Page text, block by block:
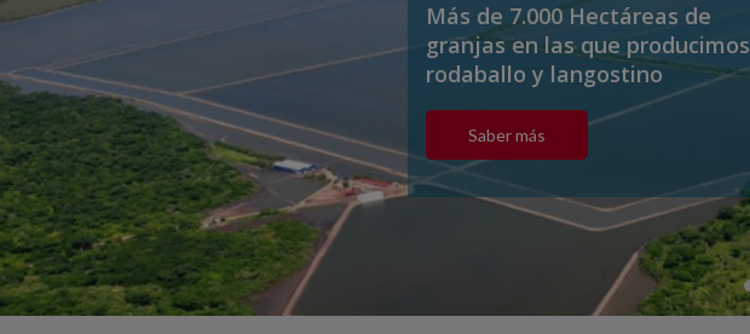
Más de 7.000 Hectáreas de
granjas en las que producimos
rodaballo y langostino
Saber más